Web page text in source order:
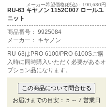
メーカー希望価格(税込)：190,630円
RU-63 キヤノン 1152C007 ロールユ
ニット
商品番号： 9925084
メーカー： キヤノン
RU-63はPRO-6100/PRO-6100Sご購
入時に同時購入いただく必要があるオ
プション品になります。
お届けまでの目安： 5 ～ 7 営業日